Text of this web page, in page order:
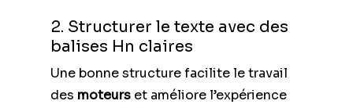
2. Structurer le texte avec des
balises Hn claires
Une bonne structure facilite le travail
des moteurs et améliore l’expérience